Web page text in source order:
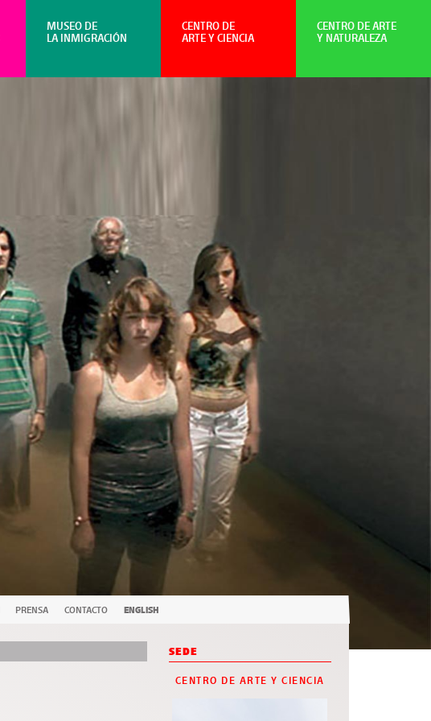
PRENSA CONTACTO ENGLISH
SEDE
CENTRO DE ARTE Y CIENCIA
CENTRO DE ARTE
Y NATURALEZA
CENTRO DE
ARTE Y CIENCIA
MUSEO DE
LA INMIGRACIÓN